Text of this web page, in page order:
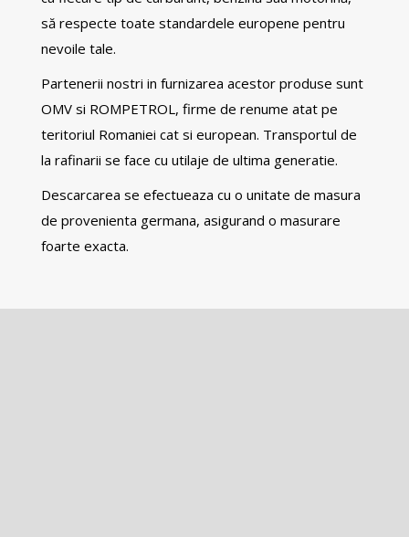
să respecte toate standardele europene pentru
nevoile tale.
Partenerii nostri in furnizarea acestor produse sunt
OMV si ROMPETROL, firme de renume atat pe
teritoriul Romaniei cat si european. Transportul de
la rafinarii se face cu utilaje de ultima generatie.
Descarcarea se efectueaza cu o unitate de masura
de provenienta germana, asigurand o masurare
foarte exacta.